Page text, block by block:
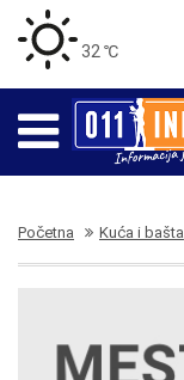
32 ℃
Početna Kuća i bašta